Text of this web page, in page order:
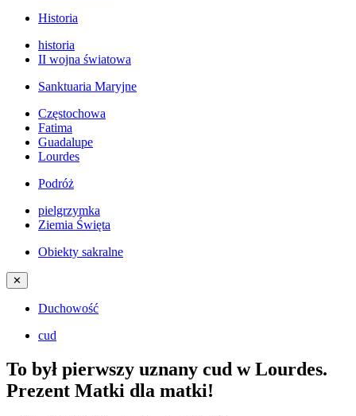
Historia
historia
II wojna światowa
Sanktuaria Maryjne
Częstochowa
Fatima
Guadalupe
Lourdes
Podróż
pielgrzymka
Ziemia Święta
Obiekty sakralne
✕
Duchowość
cud
To był pierwszy uznany cud w Lourdes.
Prezent Matki dla matki!